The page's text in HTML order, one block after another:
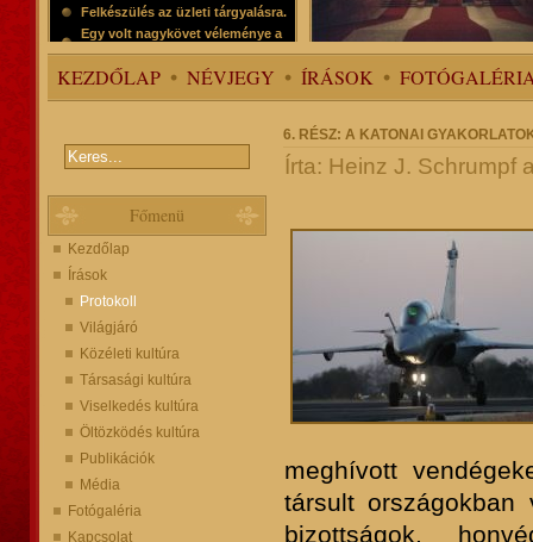
Felkészülés az üzleti tárgyalásra.
Egy volt nagykövet véleménye a
protokollról
KEZDŐLAP NÉVJEGY ÍRÁSOK
Főmenü
Kezdőlap
Írások
Protokoll
Világjáró
Közéleti kultúra
Társasági kultúra
Viselkedés kultúra
Öltözködés kultúra
Publikációk
Média
Fotógaléria
Kapcsolat
6. RÉSZ: A KATONAI
Írta: Heinz J. Schrumpf
meghívott
társult országokban
bizottságok,